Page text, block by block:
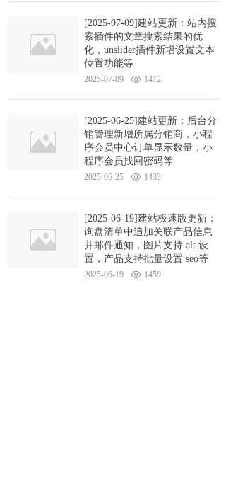
[2025-07-09]建站更新：站内搜
索插件的文章搜索结果的优
化，unslider插件新增设置文本
位置功能等
2025-07-09 1412
[2025-06-25]建站更新：后台分
销管理新增所属分销商，小程
序会员中心订单显示数量，小
程序会员找回密码等
2025-06-25 1433
[2025-06-19]建站极速版更新：
询盘清单中追加关联产品信息
并邮件通知，图片支持 alt 设
置，产品支持批量设置 seo等
2025-06-19 1459